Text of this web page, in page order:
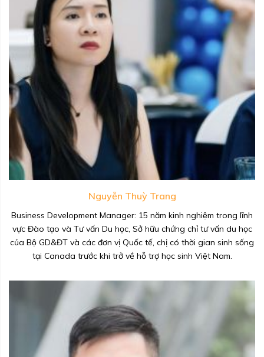
Nguyễn Thuỳ Trang
Business Development Manager: 15 năm kinh nghiệm trong lĩnh
vực Đào tạo và Tư vấn Du học, Sở hữu chứng chỉ tư vấn du học
của Bộ GD&ĐT và các đơn vị Quốc tế, chị có thời gian sinh sống
tại Canada trước khi trở về hỗ trợ học sinh Việt Nam.